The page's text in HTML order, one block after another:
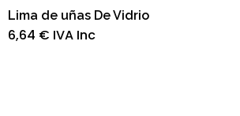
Lima de uñas De Vidrio
6,64 € IVA Inc